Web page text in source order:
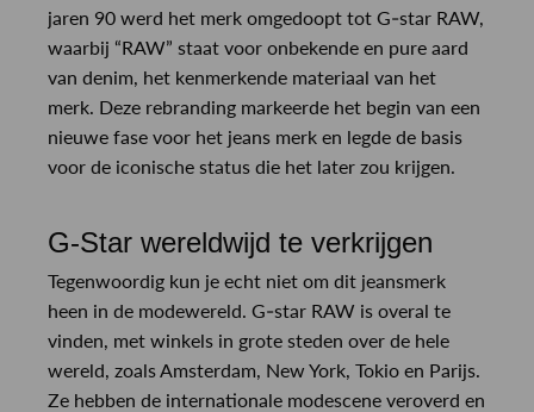
jaren 90 werd het merk omgedoopt tot G-star RAW,
waarbij “RAW” staat voor onbekende en pure aard
van denim, het kenmerkende materiaal van het
merk. Deze rebranding markeerde het begin van een
nieuwe fase voor het jeans merk en legde de basis
voor de iconische status die het later zou krijgen.
G-Star wereldwijd te verkrijgen
Tegenwoordig kun je echt niet om dit jeansmerk
heen in de modewereld. G-star RAW is overal te
vinden, met winkels in grote steden over de hele
wereld, zoals Amsterdam, New York, Tokio en Parijs.
Ze hebben de internationale modescene veroverd en